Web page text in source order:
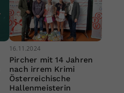
16.11.2024
Pircher mit 14 Jahren
nach irrem Krimi
Österreichische
Hallenmeisterin